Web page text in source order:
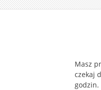
Masz
czekaj
godzin.